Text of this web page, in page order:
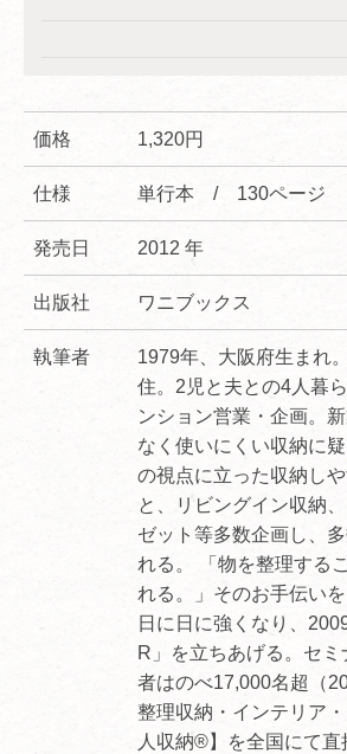
価格 1,320円
仕様 単行本 / 130ページ
発売日 2012 年
出版社 ワニブックス
執筆者
1979年、大阪府生まれ
住。2児と夫との4人暮
ンション営業・企画。
なく使いにくい収納に
の視点に立った収納しや
と、リビングイン収納
ゼット等多数企画し、
れる。 「物を整理する
れる。」そのお手伝い
日に日に強くなり、
R」を立ちあげる。セ
者はのべ17,000名超（
整理収納・インテリア
人収納®】を全国にて直